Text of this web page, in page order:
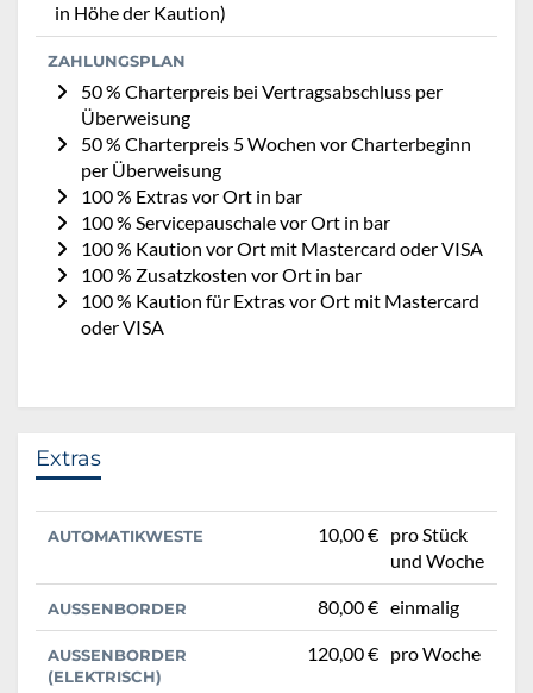
in Höhe der Kaution)
ZAHLUNGSPLAN
50 % Charterpreis bei Vertragsabschluss per
Überweisung
50 % Charterpreis 5 Wochen vor Charterbeginn
per Überweisung
100 % Extras vor Ort in bar
100 % Servicepauschale vor Ort in bar
100 % Kaution vor Ort mit Mastercard oder VISA
100 % Zusatzkosten vor Ort in bar
100 % Kaution für Extras vor Ort mit Mastercard
oder VISA
Extras
AUTOMATIKWESTE 10,00 € pro Stück
und Woche
AUSSENBORDER 80,00 € einmalig
AUSSENBORDER (
ELEKTRISCH)
120,00 € pro Woche